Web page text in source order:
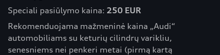
Speciali pasiūlymo kaina: 250 EUR
Rekomenduojama mažmeninė kaina „Audi“
automobiliams su keturių cilindrų varikliu,
senesniems nei penkeri metai (pirmą kartą